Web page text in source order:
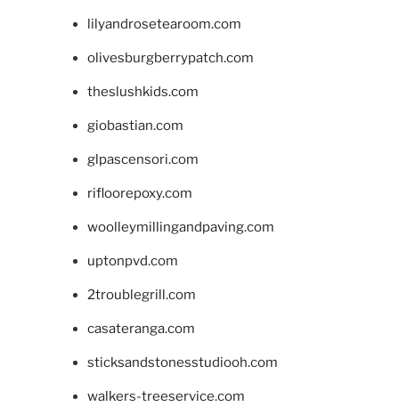
lilyandrosetearoom.com
olivesburgberrypatch.com
theslushkids.com
giobastian.com
glpascensori.com
rifloorepoxy.com
woolleymillingandpaving.com
uptonpvd.com
2troublegrill.com
casateranga.com
sticksandstonesstudiooh.com
walkers-treeservice.com